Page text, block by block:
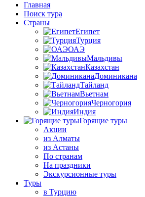
Главная
Поиск тура
Страны
Египет
Турция
ОАЭ
Мальдивы
Казахстан
Доминикана
Тайланд
Вьетнам
Черногория
Индия
Горящие туры
Акции
из Алматы
из Астаны
По странам
На праздники
Экскурсионные туры
Туры
в Турцию